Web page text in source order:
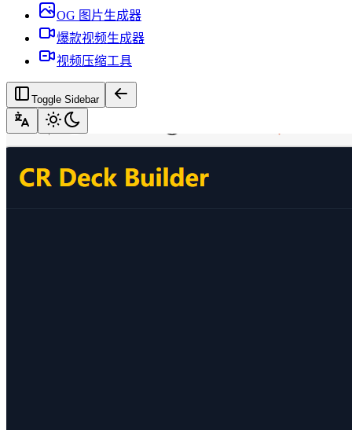
OG 图片生成器
爆款视频生成器
视频压缩工具
Toggle Sidebar